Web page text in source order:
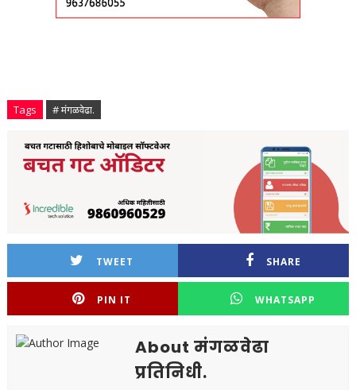
Tags # मंगळवेढा.
TWEET SHARE
PIN IT WHATSAPP
About मंगळवेढा
प्रतिनिधी.